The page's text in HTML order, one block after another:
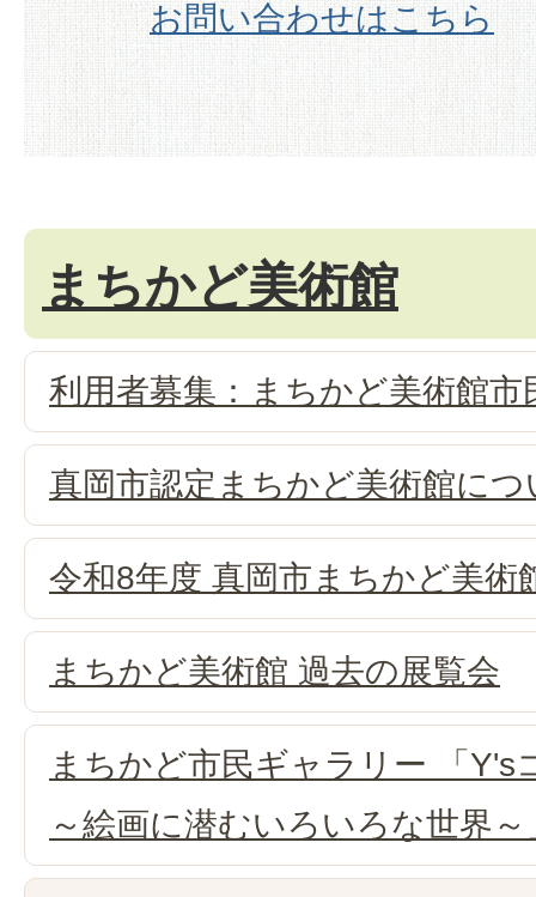
お問い合わせはこちら
まちかど美術館
利用者募集：まちかど美術館
真岡市認定まちかど美術館につ
令和8年度 真岡市まちかど美術
まちかど美術館 過去の展覧会
まちかど市民ギャラリー 「Y's
～絵画に潜むいろいろな世界～